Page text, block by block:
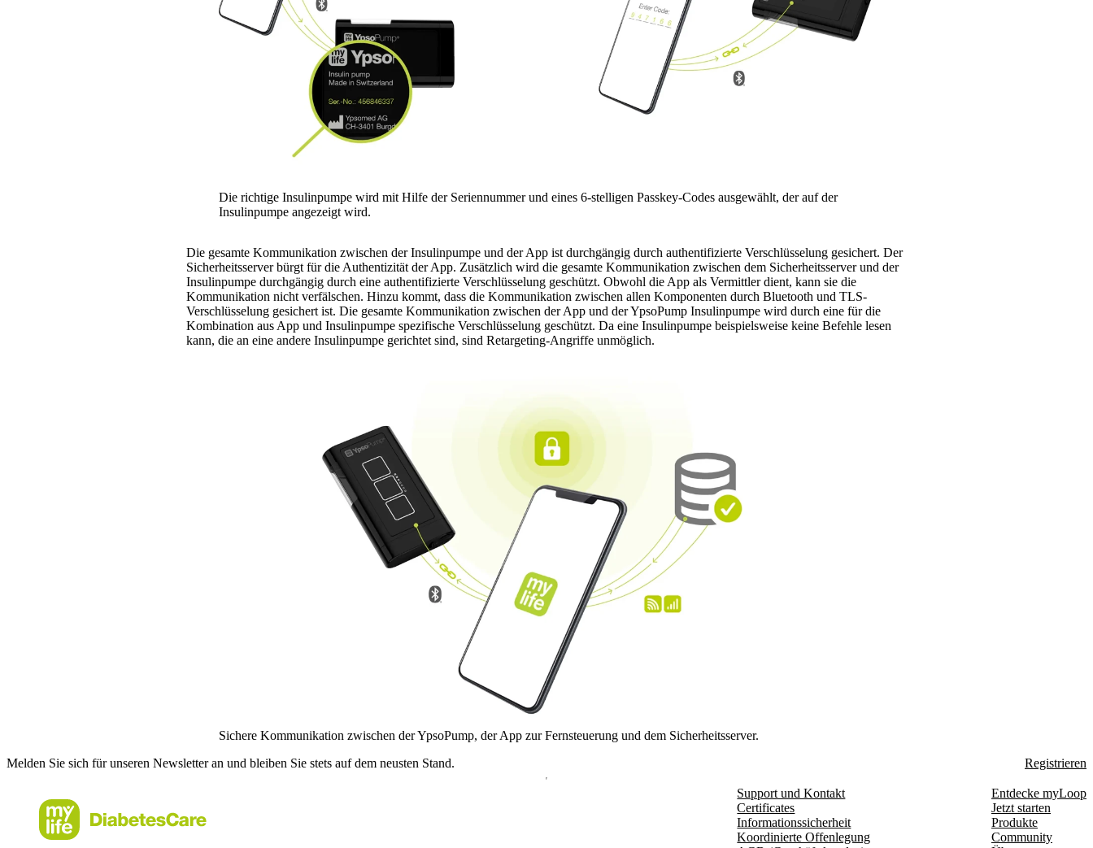
Die richtige Insulinpumpe wird mit Hilfe der Seriennummer und eines 6-stelligen Passkey-Codes ausgewählt, der auf der
Insulinpumpe angezeigt wird.
Die gesamte Kommunikation zwischen der Insulinpumpe und der App ist durchgängig durch authentifizierte Verschlüsselung gesichert. Der
Sicherheitsserver bürgt für die Authentizität der App. Zusätzlich wird die gesamte Kommunikation zwischen dem Sicherheitsserver und der
Insulinpumpe durchgängig durch eine authentifizierte Verschlüsselung geschützt. Obwohl die App als Vermittler dient, kann sie die
Kommunikation nicht verfälschen. Hinzu kommt, dass die Kommunikation zwischen allen Komponenten durch Bluetooth und TLS-
Verschlüsselung gesichert ist. Die gesamte Kommunikation zwischen der App und der YpsoPump Insulinpumpe wird durch eine für die
Kombination aus App und Insulinpumpe spezifische Verschlüsselung geschützt. Da eine Insulinpumpe beispielsweise keine Befehle lesen
kann, die an eine andere Insulinpumpe gerichtet sind, sind Retargeting-Angriffe unmöglich.
Sichere Kommunikation zwischen der YpsoPump, der App zur Fernsteuerung und dem Sicherheitsserver.
Melden Sie sich für unseren Newsletter an und bleiben Sie stets auf dem neusten Stand.
Registrieren
Support und Kontakt
Certificates
Informationssicherheit
Koordinierte Offenlegung
Entdecke myLoop
Jetzt starten
Produkte
Community